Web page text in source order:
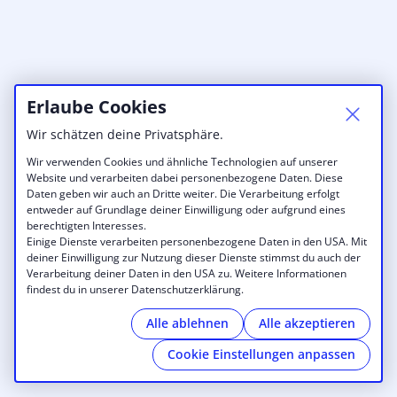
Erlaube Cookies
Wir schätzen deine Privatsphäre.
Wir verwenden Cookies und ähnliche Technologien auf unserer
Website und verarbeiten dabei personenbezogene Daten. Diese
Daten geben wir auch an Dritte weiter. Die Verarbeitung erfolgt
entweder auf Grundlage deiner Einwilligung oder aufgrund eines
berechtigten Interesses.
Einige Dienste verarbeiten personenbezogene Daten in den USA. Mit
deiner Einwilligung zur Nutzung dieser Dienste stimmst du auch der
Verarbeitung deiner Daten in den USA zu. Weitere Informationen
findest du in unserer Datenschutzerklärung.
Alle ablehnen
Alle akzeptieren
Cookie Einstellungen anpassen